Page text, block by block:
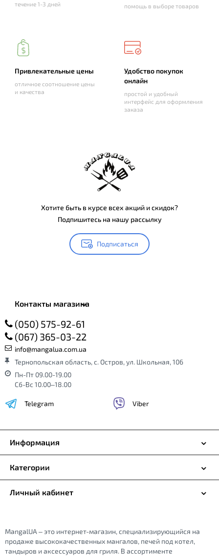
течение 1-3 дней
помощь в выборе товаров
Привлекательные цены
отличное соотношение цены
и качества
Удобство покупок
онлайн
простой и удобный
интерфейс для оформления
заказа
Хотите быть в курсе всех акций и скидок?
Подпишитесь на нашу рассылку
Подписаться
Контакты магазина
(050) 575-92-61
(067) 365-03-22
info@mangalua.com.ua
Тернопольская область, с. Остров, ул. Школьная, 106
Пн-Пт 09.00-19.00
Сб-Вс 10.00–18.00
Telegram Viber
Информация
Категории
Личный кабинет
MangalUA – это интернет-магазин, специализирующийся на
продаже высококачественных мангалов, печей под котел,
тандыров и аксессуаров для гриля. В ассортименте